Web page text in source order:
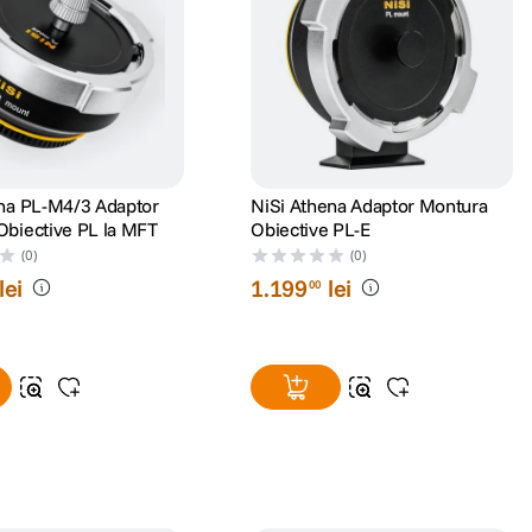
PL-M4/3 Adaptor
PL la MFT
(0)
lei
NiSi Athena Adaptor Montura
Obiective PL-E
(0)
1.19900 lei